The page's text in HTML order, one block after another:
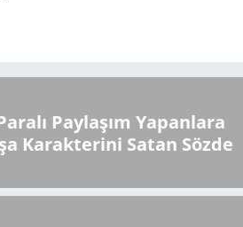
Paylaşım Yapanlara
Karakterini Satan Sözde